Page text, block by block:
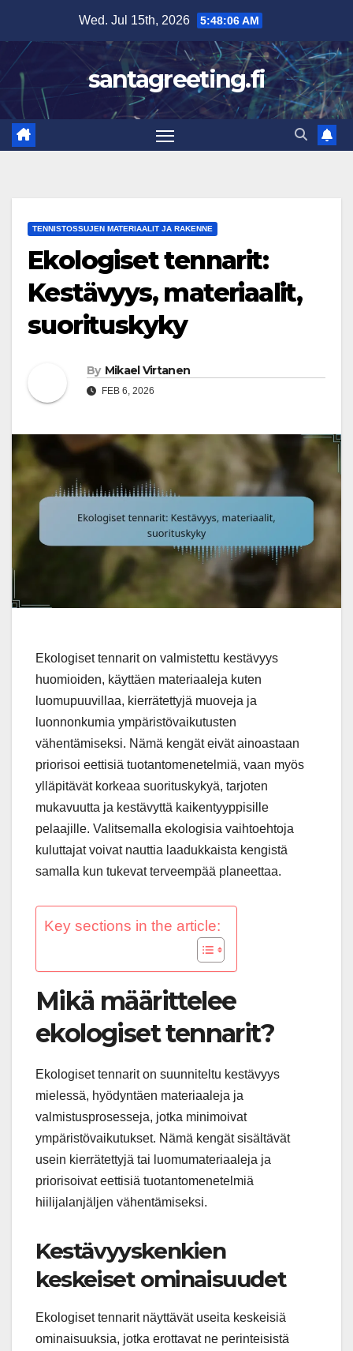
content
Wed. Jul 15th, 2026 5:48:07 AM
santagreeting.fi
TENNISTOSSUJEN MATERIAALIT JA RAKENNE
Ekologiset tennarit:
Kestävyys, materiaalit,
suorituskyky
By Mikael Virtanen
FEB 6, 2026
Ekologiset tennarit on valmistettu kestävyys
huomioiden, käyttäen materiaaleja kuten
luomupuuvillaa, kierrätettyjä muoveja ja
luonnonkumia ympäristövaikutusten
vähentämiseksi. Nämä kengät eivät ainoastaan
priorisoi eettisiä tuotantomenetelmiä, vaan myös
ylläpitävät korkeaa suorituskykyä, tarjoten
mukavuutta ja kestävyttä kaikentyyppisille
pelaajille. Valitsemalla ekologisia vaihtoehtoja
kuluttajat voivat nauttia laadukkaista kengistä
samalla kun tukevat terveempää planeettaa.
Key sections in the article:
Mikä määrittelee
ekologiset tennarit?
Ekologiset tennarit on suunniteltu kestävyys
mielessä, hyödyntäen materiaaleja ja
valmistusprosesseja, jotka minimoivat
ympäristövaikutukset. Nämä kengät sisältävät
usein kierrätettyjä tai luomumateriaaleja ja
priorisoivat eettisiä tuotantomenetelmiä
hiilijalanjäljen vähentämiseksi.
Kestävyyskenkien
keskeiset ominaisuudet
Ekologiset tennarit näyttävät useita keskeisiä
ominaisuuksia, jotka erottavat ne perinteisistä